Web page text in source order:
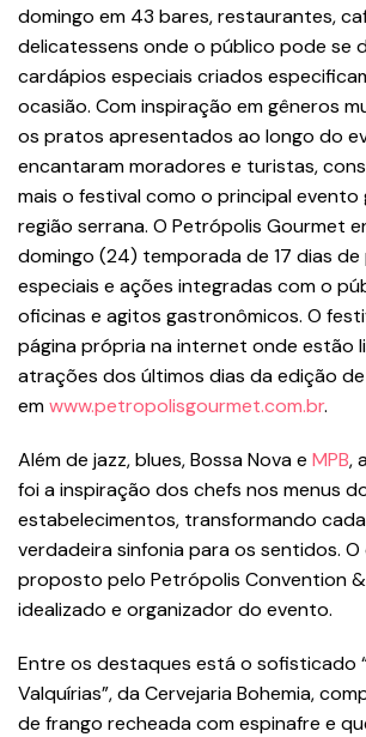
domingo em 43 bares, restaurantes,
delicatessens onde o público pode se
cardápios especiais criados
ocasião. Com inspiração em gêneros
os pratos apresentados ao longo do
encantaram moradores e turistas,
mais o festival como o principal
região serrana. O Petrópolis Gourmet
domingo (24) temporada de 17 dias de
especiais e ações integradas com o
oficinas e agitos gastronômicos. O
página própria na internet onde estão
atrações dos últimos dias da edição
emwww.petropolisgourmet.com.br.
Além de jazz, blues, Bossa Nova e MPB,
foi a inspiração dos chefs nos menus
estabelecimentos, transformando
verdadeira sinfonia para os sentidos.
proposto pelo Petrópolis Convention
idealizado e organizador do evento.
Entre os destaques está o sofisticado
Valquírias”, da Cervejaria Bohemia,
de frango recheada com espinafre e